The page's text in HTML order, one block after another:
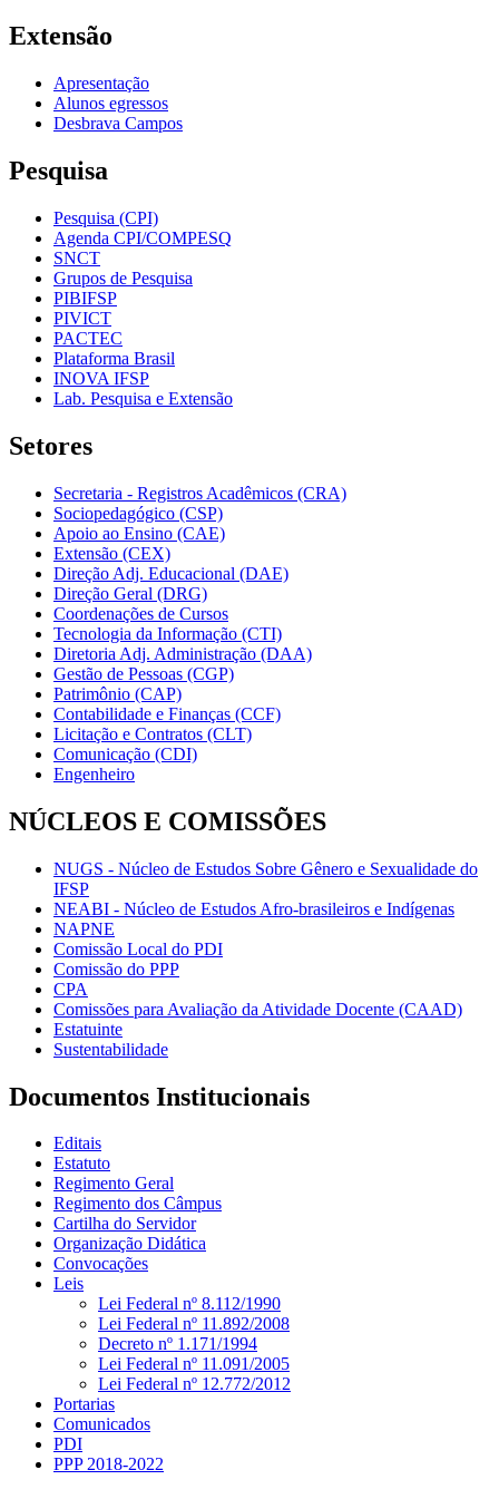
Extensão
Apresentação
Alunos egressos
Desbrava Campos
Pesquisa
Pesquisa (CPI)
Agenda CPI/COMPESQ
SNCT
Grupos de Pesquisa
PIBIFSP
PIVICT
PACTEC
Plataforma Brasil
INOVA IFSP
Lab. Pesquisa e Extensão
Setores
Secretaria - Registros Acadêmicos (CRA)
Sociopedagógico (CSP)
Apoio ao Ensino (CAE)
Extensão (CEX)
Direção Adj. Educacional (DAE)
Direção Geral (DRG)
Coordenações de Cursos
Tecnologia da Informação (CTI)
Diretoria Adj. Administração (DAA)
Gestão de Pessoas (CGP)
Patrimônio (CAP)
Contabilidade e Finanças (CCF)
Licitação e Contratos (CLT)
Comunicação (CDI)
Engenheiro
NÚCLEOS E COMISSÕES
NUGS - Núcleo de Estudos Sobre Gênero e Sexualidade do
IFSP
NEABI - Núcleo de Estudos Afro-brasileiros e Indígenas
NAPNE
Comissão Local do PDI
Comissão do PPP
CPA
Comissões para Avaliação da Atividade Docente (CAAD)
Estatuinte
Sustentabilidade
Documentos Institucionais
Editais
Estatuto
Regimento Geral
Regimento dos Câmpus
Cartilha do Servidor
Organização Didática
Convocações
Leis
Lei Federal nº 8.112/1990
Lei Federal nº 11.892/2008
Decreto nº 1.171/1994
Lei Federal nº 11.091/2005
Lei Federal nº 12.772/2012
Portarias
Comunicados
PDI
PPP 2018-2022